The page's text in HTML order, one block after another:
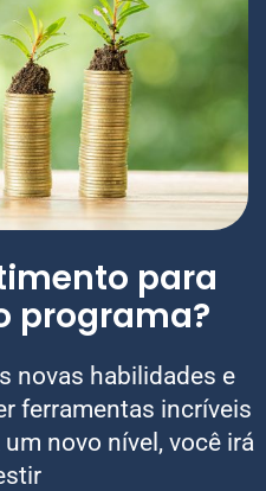
para
programa?
novas habilidades e
ferramentas incríveis
novo nível, você irá